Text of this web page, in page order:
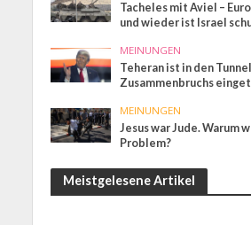
Tacheles mit Aviel –
und wieder ist Israel
MEINUNGEN
Teheran ist in den
Zusammenbruchs
MEINUNGEN
Jesus war Jude. Warum
Problem?
Meistgelesene Artikel